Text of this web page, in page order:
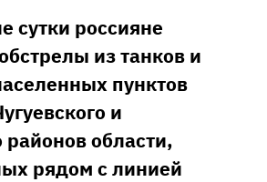
сутки россияне
из танков и
пунктов
и
районов области,
рядом с линией